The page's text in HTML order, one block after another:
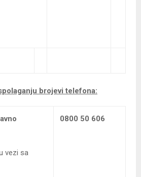
brojevi telefona:
vezi sa
0800 50 606